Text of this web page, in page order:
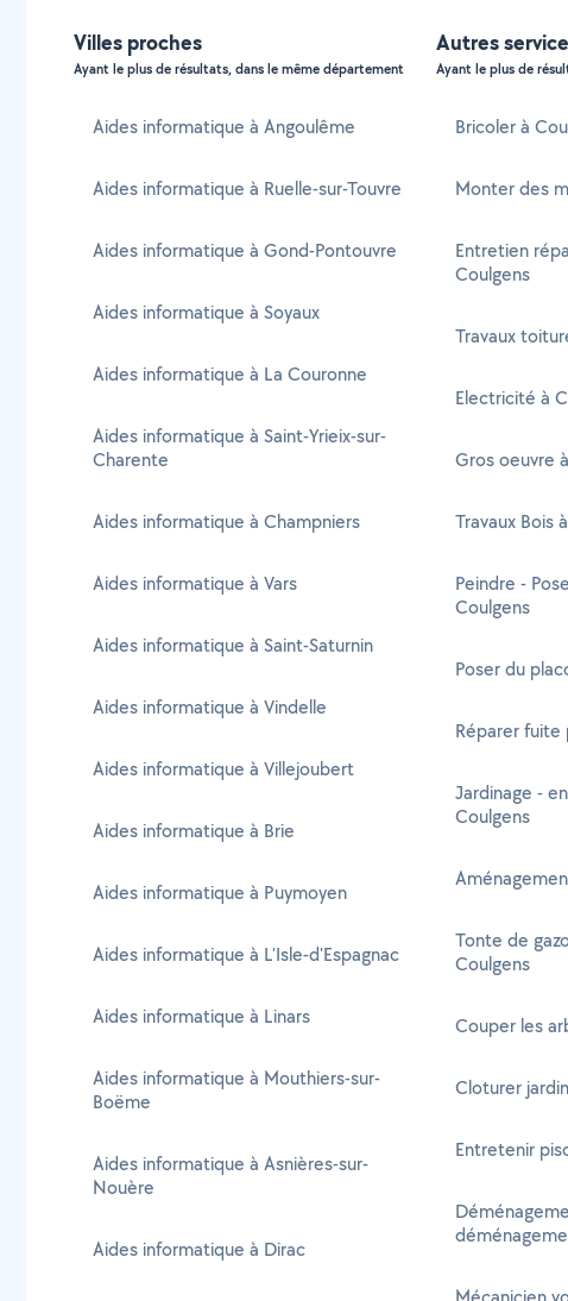
Villes proches
Ayant le plus de résultats, dans le même département
Aides informatique à Angoulême
Aides informatique à Ruelle-sur-Touvre
Aides informatique à Gond-Pontouvre
Aides informatique à Soyaux
Aides informatique à La Couronne
Aides informatique à Saint-Yrieix-sur-
Charente
Aides informatique à Champniers
Aides informatique à Vars
Aides informatique à Saint-Saturnin
Aides informatique à Vindelle
Aides informatique à Villejoubert
Aides informatique à Brie
Aides informatique à Puymoyen
Aides informatique à L'Isle-d'Espagnac
Aides informatique à Linars
Aides informatique à Mouthiers-sur-
Boëme
Aides informatique à Asnières-sur-
Nouère
Aides informatique à Dirac
Autres
Ayant le plus de
Bricoler à
Monter des
Entretien
Coulgens
Travaux
Electricité à
Gros oeuvre
Travaux Bois
Peindre -
Coulgens
Poser du
Réparer fuite
Jardinage -
Coulgens
Tonte de
Coulgens
Couper les
Cloturer
Entretenir